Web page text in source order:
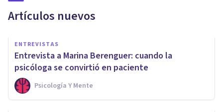
Artículos nuevos
ENTREVISTAS
Entrevista a Marina Berenguer: cuando la
psicóloga se convirtió en paciente
Psicología Y Mente